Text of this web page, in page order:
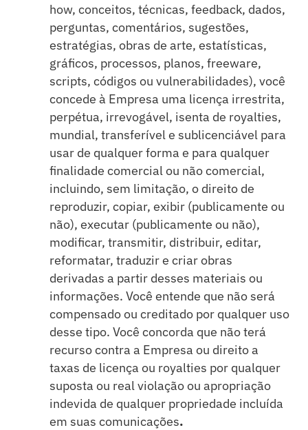
how, conceitos, técnicas, feedback, dados,
perguntas, comentários, sugestões,
estratégias, obras de arte, estatísticas,
gráficos, processos, planos, freeware,
scripts, códigos ou vulnerabilidades), você
concede à Empresa uma licença irrestrita,
perpétua, irrevogável, isenta de royalties,
mundial, transferível e sublicenciável para
usar de qualquer forma e para qualquer
finalidade comercial ou não comercial,
incluindo, sem limitação, o direito de
reproduzir, copiar, exibir (publicamente ou
não), executar (publicamente ou não),
modificar, transmitir, distribuir, editar,
reformatar, traduzir e criar obras
derivadas a partir desses materiais ou
informações. Você entende que não será
compensado ou creditado por qualquer uso
desse tipo. Você concorda que não terá
recurso contra a Empresa ou direito a
taxas de licença ou royalties por qualquer
suposta ou real violação ou apropriação
indevida de qualquer propriedade incluída
em suas comunicações.